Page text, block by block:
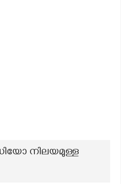
നിലയമുള്ള